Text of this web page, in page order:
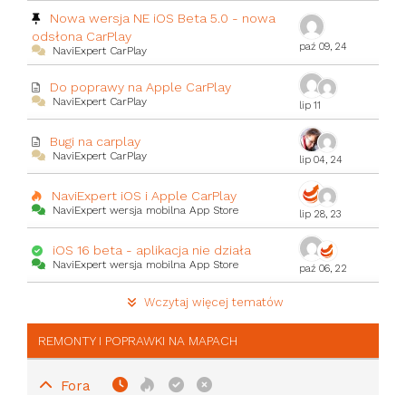
Nowa wersja NE iOS Beta 5.0 - nowa
odsłona CarPlay
NaviExpert CarPlay paź 09, 24
Do poprawy na Apple CarPlay
NaviExpert CarPlay lip 11
Bugi na carplay
NaviExpert CarPlay lip 04, 24
NaviExpert iOS i Apple CarPlay
NaviExpert wersja mobilna App Store lip 28, 23
iOS 16 beta - aplikacja nie działa
NaviExpert wersja mobilna App Store paź 06, 22
Wczytaj więcej tematów
REMONTY I POPRAWKI NA MAPACH
Fora